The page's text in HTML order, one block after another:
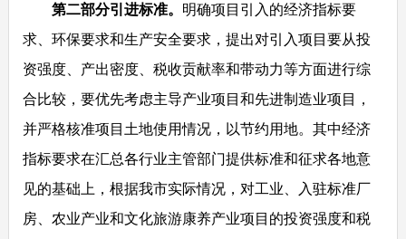
第二部分引进标准。 明确项目引入的经济指标要
求、环保要求和生产安全要求，提出对引入项目要从投
资强度、产出密度、税收贡献率和带动力等方面进行综
合比较，要优先考虑主导产业项目和先进制造业项目，
并严格核准项目土地使用情况，以节约用地。其中经济
指标要求在汇总各行业主管部门提供标准和征求各地意
见的基础上，根据我市实际情况，对工业、入驻标准厂
房、农业产业和文化旅游康养产业项目的投资强度和税